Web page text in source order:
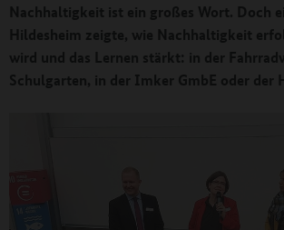
Nachhaltigkeit ist ein großes Wort. Doch
Hildesheim zeigte, wie Nachhaltigkeit
wird und das Lernen stärkt: in der
Schulgarten, in der Imker GmbE oder der